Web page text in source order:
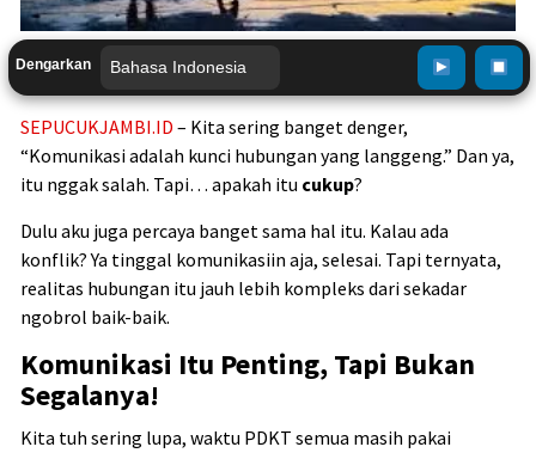
Dengarkan
SEPUCUKJAMBI.ID – Kita sering banget denger,
“Komunikasi adalah kunci hubungan yang langgeng.” Dan ya,
itu nggak salah. Tapi… apakah itu cukup?
Dulu aku juga percaya banget sama hal itu. Kalau ada
konflik? Ya tinggal komunikasiin aja, selesai. Tapi ternyata,
realitas hubungan itu jauh lebih kompleks dari sekadar
ngobrol baik-baik.
Komunikasi Itu Penting, Tapi Bukan
Segalanya!
Kita tuh sering lupa, waktu PDKT semua masih pakai